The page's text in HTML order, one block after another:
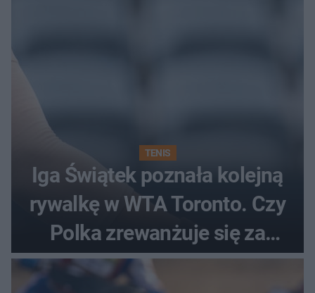
TENIS
Iga Świątek poznała kolejną
rywalkę w WTA Toronto. Czy
Polka zrewanżuje się za
ostatnią porażkę?